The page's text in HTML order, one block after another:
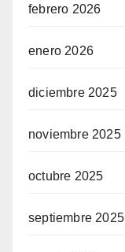
febrero 2026
enero 2026
diciembre 2025
noviembre 2025
octubre 2025
septiembre 2025